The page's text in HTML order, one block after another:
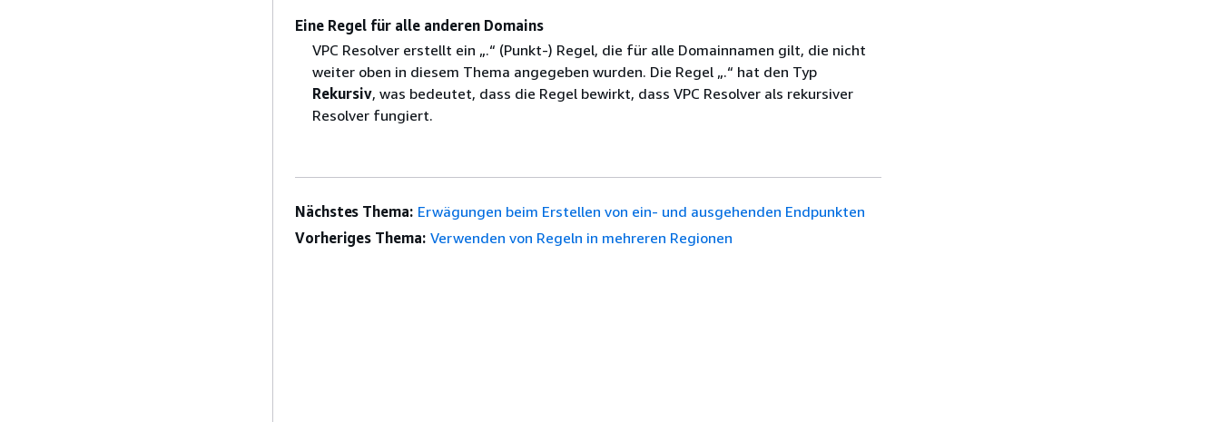
Eine Regel für alle anderen Domains
VPC Resolver erstellt ein „.“ (Punkt-) Regel, die für alle Domainnamen gilt, die nicht
weiter oben in diesem Thema angegeben wurden. Die Regel „.“ hat den Typ
Rekursiv, was bedeutet, dass die Regel bewirkt, dass VPC Resolver als rekursiver
Resolver fungiert.
Nächstes Thema: Erwägungen beim Erstellen von ein- und ausgehenden Endpunkten
Vorheriges Thema: Verwenden von Regeln in mehreren Regionen